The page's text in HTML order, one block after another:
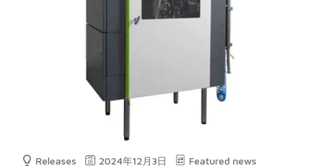
Releases 2024年12月3日 Featured news